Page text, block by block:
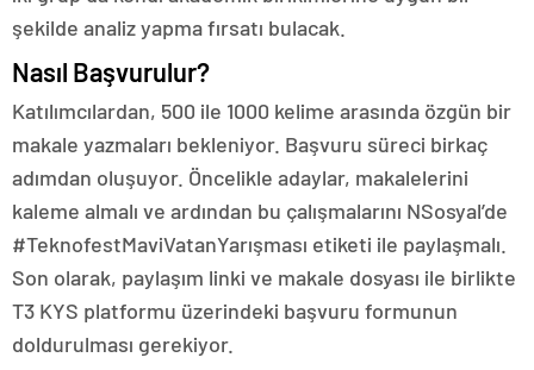
şekilde analiz yapma fırsatı bulacak.
Nasıl Başvurulur?
Katılımcılardan, 500 ile 1000 kelime arasında özgün bir
makale yazmaları bekleniyor. Başvuru süreci birkaç
adımdan oluşuyor. Öncelikle adaylar, makalelerini
kaleme almalı ve ardından bu çalışmalarını NSosyal’de
#TeknofestMaviVatanYarışması etiketi ile paylaşmalı.
Son olarak, paylaşım linki ve makale dosyası ile birlikte
T3 KYS platformu üzerindeki başvuru formunun
doldurulması gerekiyor.